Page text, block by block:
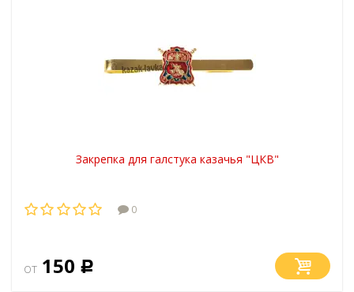
Закрепка для галстука казачья "ЦКВ"
0
от 150 Р